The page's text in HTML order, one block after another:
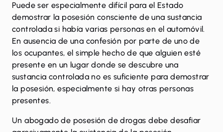
Puede ser especialmente difícil para el Estado
demostrar la posesión consciente de una sustancia
controlada si había varias personas en el automóvil.
En ausencia de una confesión por parte de uno de
los ocupantes, el simple hecho de que alguien esté
presente en un lugar donde se descubre una
sustancia controlada no es suficiente para demostrar
la posesión, especialmente si hay otras personas
presentes.
Un abogado de posesión de drogas debe desafiar